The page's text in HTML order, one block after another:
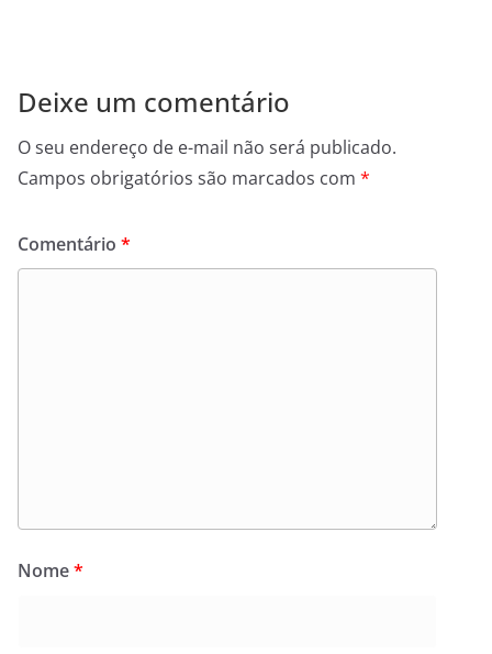
Deixe um comentário
O seu endereço de e-mail não será publicado.
Campos obrigatórios são marcados com *
Comentário *
Nome*